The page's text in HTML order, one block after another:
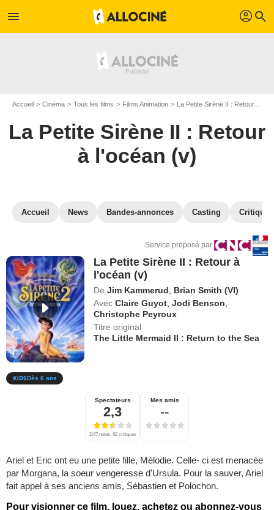
menu profil search
Accueil Cinéma Tous les films Films Animation La Petite Sirène II : Retour à l'océan (v)
La Petite Sirène II : Retour
à l'océan (v)
Accueil News Bandes-annonces Casting
Service proposé par
La Petite Sirène II : Retour à
l'océan (v)
De Jim Kammerud
Brian Smith (VI)
Avec Claire Guyot ,Jodi Benson
Christophe Peyroux
Titre original
The Little Mermaid II : Return to the Sea
Dès 6 ans
Spectateurs
2,3
1147 notes, 62 critiques
Mes amis
--
Ariel et Eric ont eu une petite fille, Mélodie. Celle- ci est menacée
par Morgana, la soeur vengeresse d'Ursula. Pour la sauver, Ariel
fait appel à ses anciens amis, Sébastien et Polochon.
Pour visionner ce film, louez, achetez ou abonnez-vous